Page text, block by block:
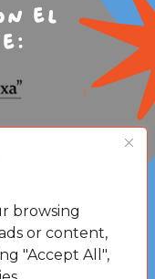
browsing
or content,
"Accept All",
el